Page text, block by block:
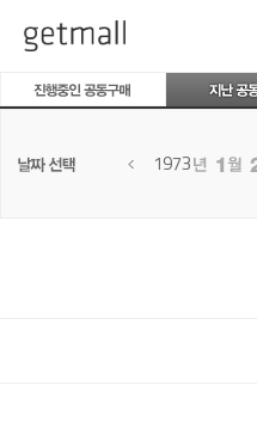
공동구매
1973